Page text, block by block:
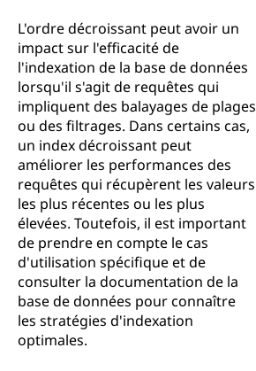
L'ordre décroissant peut avoir un
impact sur l'efficacité de
l'indexation de la base de données
lorsqu'il s'agit de requêtes qui
impliquent des balayages de plages
ou des filtrages. Dans certains cas,
un index décroissant peut
améliorer les performances des
requêtes qui récupèrent les valeurs
les plus récentes ou les plus
élevées. Toutefois, il est important
de prendre en compte le cas
d'utilisation spécifique et de
consulter la documentation de la
base de données pour connaître
les stratégies d'indexation
optimales.